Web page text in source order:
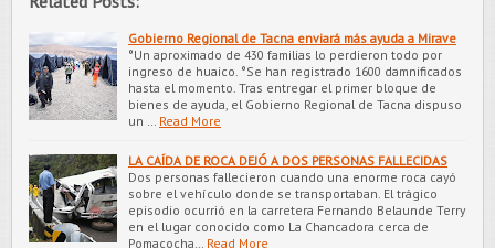
Gobierno Regional de Tacna enviará más ayuda a Mirave
°Un aproximado de 430 familias lo perdieron todo por
ingreso de huaico. °Se han registrado 1600 damnificados
hasta el momento. Tras entregar el primer bloque de
bienes de ayuda, el Gobierno Regional de Tacna dispuso
un …
Read More
LA CAÍDA DE ROCA DEJÓ A DOS PERSONAS FALLECIDAS
Dos personas fallecieron cuando una enorme roca cayó
sobre el vehículo donde se transportaban. El trágico
episodio ocurrió en la carretera Fernando Belaunde Terry
en el lugar conocido como La Chancadora cerca de
Pomacocha…
Read More